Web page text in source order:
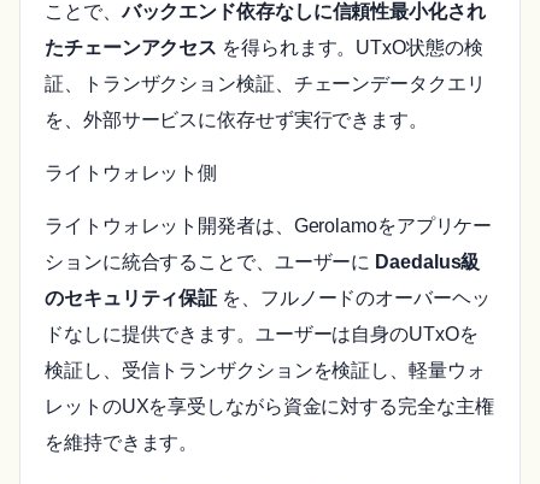
ことで、バックエンド依存なしに信頼性最小化され
たチェーンアクセス を得られます。UTxO状態の検
証、トランザクション検証、チェーンデータクエリ
を、外部サービスに依存せず実行できます。
ライトウォレット側
ライトウォレット開発者は、Gerolamoをアプリケー
ションに統合することで、ユーザーに Daedalus級
のセキュリティ保証 を、フルノードのオーバーヘッ
ドなしに提供できます。ユーザーは自身のUTxOを
検証し、受信トランザクションを検証し、軽量ウォ
レットのUXを享受しながら資金に対する完全な主権
を維持できます。